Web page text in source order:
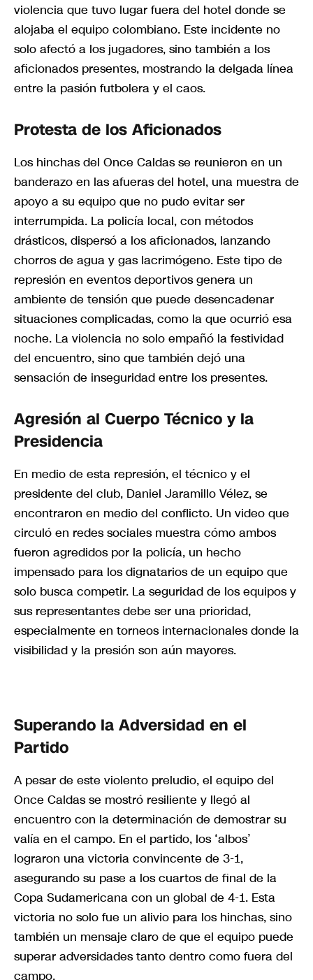
violencia que tuvo lugar fuera del hotel donde se
alojaba el equipo colombiano. Este incidente no
solo afectó a los jugadores, sino también a los
aficionados presentes, mostrando la delgada línea
entre la pasión futbolera y el caos.
Protesta de los Aficionados
Los hinchas del Once Caldas se reunieron en un
banderazo en las afueras del hotel, una muestra de
apoyo a su equipo que no pudo evitar ser
interrumpida. La policía local, con métodos
drásticos, dispersó a los aficionados, lanzando
chorros de agua y gas lacrimógeno. Este tipo de
represión en eventos deportivos genera un
ambiente de tensión que puede desencadenar
situaciones complicadas, como la que ocurrió esa
noche. La violencia no solo empañó la festividad
del encuentro, sino que también dejó una
sensación de inseguridad entre los presentes.
Agresión al Cuerpo Técnico y la
Presidencia
En medio de esta represión, el técnico y el
presidente del club, Daniel Jaramillo Vélez, se
encontraron en medio del conflicto. Un video que
circuló en redes sociales muestra cómo ambos
fueron agredidos por la policía, un hecho
impensado para los dignatarios de un equipo que
solo busca competir. La seguridad de los equipos y
sus representantes debe ser una prioridad,
especialmente en torneos internacionales donde la
visibilidad y la presión son aún mayores.
Superando la Adversidad en el
Partido
A pesar de este violento preludio, el equipo del
Once Caldas se mostró resiliente y llegó al
encuentro con la determinación de demostrar su
valía en el campo. En el partido, los ‘albos’
lograron una victoria convincente de 3-1,
asegurando su pase a los cuartos de final de la
Copa Sudamericana con un global de 4-1. Esta
victoria no solo fue un alivio para los hinchas, sino
también un mensaje claro de que el equipo puede
superar adversidades tanto dentro como fuera del
campo.